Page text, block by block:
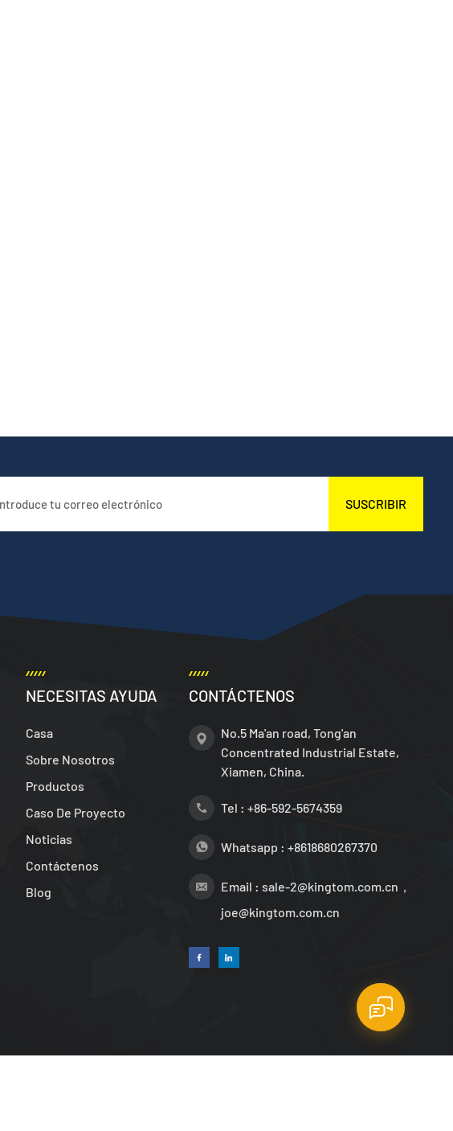
SUSCRIBIR
NECESITAS AYUDA
Casa
Sobre Nosotros
Productos
Caso De Proyecto
Noticias
Contáctenos
Blog
CONTÁCTENOS
No.5 Ma'an road, Tong'an
Concentrated Industrial Estate,
Xiamen, China.
Tel : +86-592-5674359
Whatsapp : +8618680267370
Email : sale-2@kingtom.com.cn，
joe@kingtom.com.cn